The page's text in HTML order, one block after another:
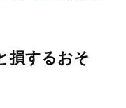
損するおそ